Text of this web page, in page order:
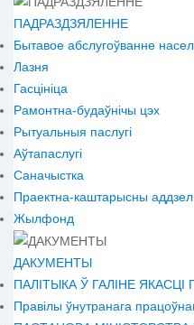
ПАДРАЗДЗЯЛЕННЕ
Бытавое абслугоўванне
Лазня
Гасцініца
Рамонтна-будаўнічы цэх
Рытуальныя паслугі
Аўтапаслугі
Саначыстка
Праектна-каштарысны аддзел
Жылфонд
ДАКУМЕНТЫ
ПАЛІТЫКА Ў ГАЛІНЕ
Правілы ўнутранага